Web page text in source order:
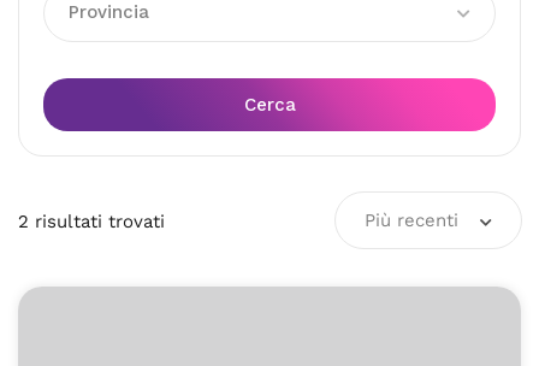
Provincia
Cerca
2 risultati trovati Più recenti